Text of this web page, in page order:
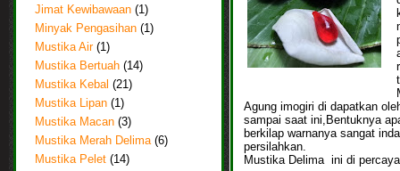
Jimat Kewibawaan (1)
Minyak Pengasihan (1)
Mustika Air (1)
Mustika Bertuah (14)
Mustika Kebal (21)
Mustika Lipan (1)
Mustika Macan (3)
Mustika Merah Delima (6)
Mustika Pelet (14)
Agung imogiri di dapatkan
sampai saat ini,Bentuknya
berkilap warnanya sangat
persilahkan.
Mustika Delima ini di